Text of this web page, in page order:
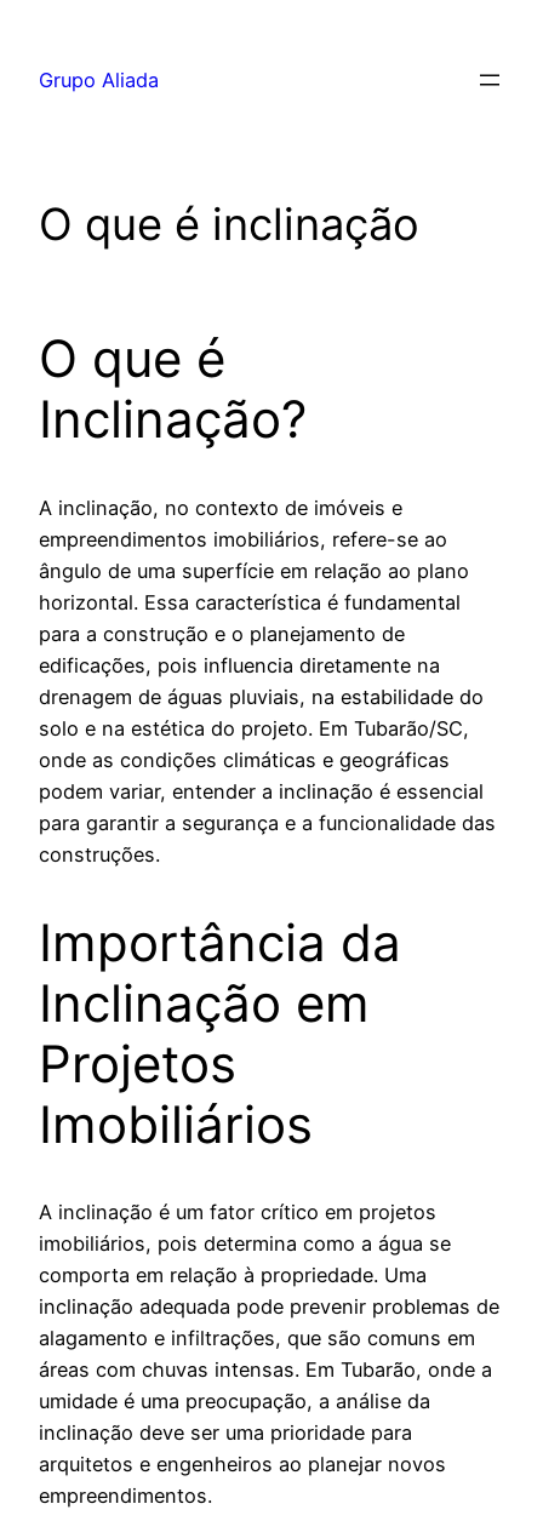
Grupo Aliada
O que é inclinação
O que é
Inclinação?
A inclinação, no contexto de imóveis e
empreendimentos imobiliários, refere-se ao
ângulo de uma superfície em relação ao plano
horizontal. Essa característica é fundamental
para a construção e o planejamento de
edificações, pois influencia diretamente na
drenagem de águas pluviais, na estabilidade do
solo e na estética do projeto. Em Tubarão/SC,
onde as condições climáticas e geográficas
podem variar, entender a inclinação é essencial
para garantir a segurança e a funcionalidade das
construções.
Importância da
Inclinação em
Projetos
Imobiliários
A inclinação é um fator crítico em projetos
imobiliários, pois determina como a água se
comporta em relação à propriedade. Uma
inclinação adequada pode prevenir problemas de
alagamento e infiltrações, que são comuns em
áreas com chuvas intensas. Em Tubarão, onde a
umidade é uma preocupação, a análise da
inclinação deve ser uma prioridade para
arquitetos e engenheiros ao planejar novos
empreendimentos.